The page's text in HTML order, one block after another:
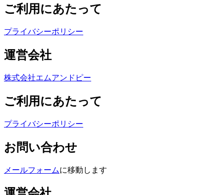
ご利用にあたって
プライバシーポリシー
運営会社
株式会社エムアンドピー
ご利用にあたって
プライバシーポリシー
お問い合わせ
メールフォームに移動します